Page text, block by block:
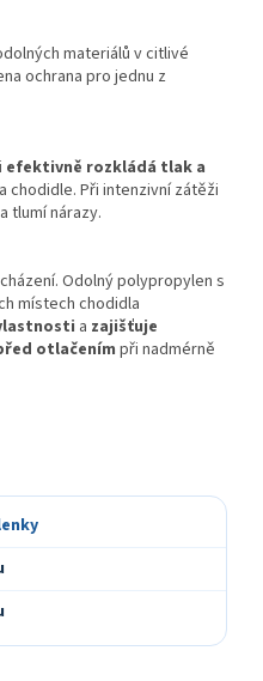
materiálů v citlivé
ochrana pro jednu z
efektivně rozkládá tlak a
chodidle. Při intenzivní zátěži
tlumí nárazy.
Odolný polypropylen s
místech chodidla
a zajišťuje
otlačením při nadmérně